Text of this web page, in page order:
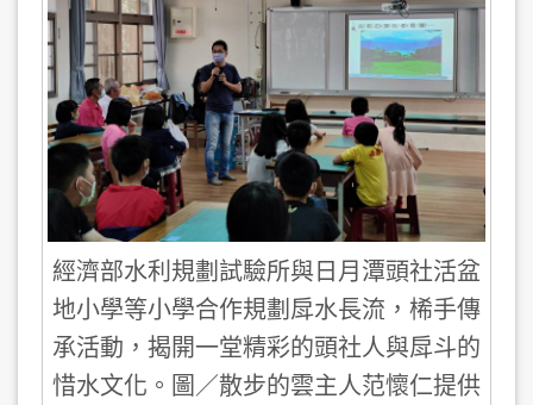
經濟部水利規劃試驗所與日月潭頭社活盆
地小學等小學合作規劃戽水長流，桸手傳
承活動，揭開一堂精彩的頭社人與戽斗的
惜水文化。圖／散步的雲主人范懷仁提供